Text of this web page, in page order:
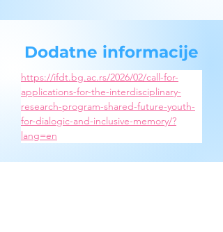
Dodatne informacije
https://ifdt.bg.ac.rs/2026/02/call-for-
applications-for-the-interdisciplinary-
research-program-shared-future-youth-
for-dialogic-and-inclusive-memory/?
lang=en